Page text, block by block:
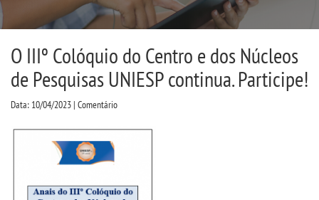
BIBLIOTECA
CPA
PROUNI
O IIIº Colóquio do Centro e dos Núcleos
de Pesquisas UNIESP continua. Participe!
Data: 10/04/2023 | Comentário